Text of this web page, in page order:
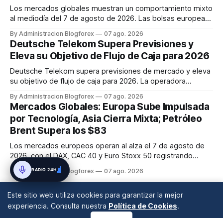
Los mercados globales muestran un comportamiento mixto
al mediodía del 7 de agosto de 2026. Las bolsas europeas
resultados dispares y los futuros de EE.UU. se muestran
planos tras las caídas del jueves. El petróleo Brent supera
los 83 dólares y ...
By Administracion Blogforex 07 ago. 2026
Deutsche Telekom Supera Previsiones y
Eleva su Objetivo de Flujo de Caja para 2026
Deutsche Telekom supera previsiones de mercado y eleva
su objetivo de flujo de caja para 2026. La operadora
acciones en 3.000 millones de euros, totalizando 5.000
millones, impulsando sus acciones un 6,3%.
By Administracion Blogforex 07 ago. 2026
Mercados Globales: Europa Sube Impulsada
por Tecnología, Asia Cierra Mixta; Petróleo
Brent Supera los $83
Los mercados europeos operan al alza el 7 de agosto de
2026, con el DAX, CAC 40 y Euro Stoxx 50 registrando
ganancias, impulsados por el sector tecnológico. Asia cierra
mixta, con el Nikkei 225 a la baja y Shanghái y Hang Seng en
debido ...
By Administracion Blogforex 07 ago. 2026
Este sitio web utiliza cookies para garantizar la mejor
experiencia. Consulta nuestra Política de Cookies.
RADIO 24H